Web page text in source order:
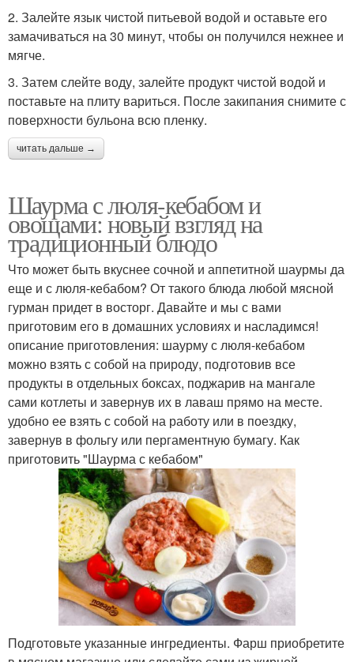
2. Залейте язык чистой питьевой водой и оставьте его
замачиваться на 30 минут, чтобы он получился нежнее и
мягче.
3. Затем слейте воду, залейте продукт чистой водой и
поставьте на плиту вариться. После закипания снимите с
поверхности бульона всю пленку.
читать дальше →
Шаурма с люля-кебабом и
овощами: новый взгляд на
традиционный блюдо
Что может быть вкуснее сочной и аппетитной шаурмы да
еще и с люля-кебабом? От такого блюда любой мясной
гурман придет в восторг. Давайте и мы с вами
приготовим его в домашних условиях и насладимся!
описание приготовления: шаурму с люля-кебабом
можно взять с собой на природу, подготовив все
продукты в отдельных боксах, поджарив на мангале
сами котлеты и завернув их в лаваш прямо на месте.
удобно ее взять с собой на работу или в поездку,
завернув в фольгу или пергаментную бумагу. Как
приготовить "Шаурма с кебабом"
Подготовьте указанные ингредиенты. Фарш приобретите